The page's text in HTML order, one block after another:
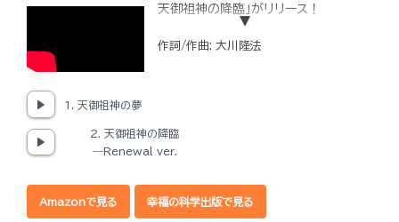
1. 天御祖神の夢
2. 天御祖神の降臨
―Renewal ver.
天御祖神の降臨」がリリース！
日本民族の「祖」にあたる創造神
にして、日本の最高神である「天
富士山の裾野に降り立ったとさ
れる天御祖神の降臨の真実につ
を収録。
作詞/作曲: 大川隆法
Amazonで見る 幸福の科学出版で見る